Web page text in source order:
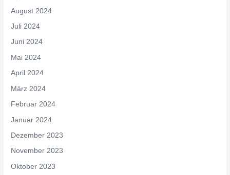
August 2024
Juli 2024
Juni 2024
Mai 2024
April 2024
März 2024
Februar 2024
Januar 2024
Dezember 2023
November 2023
Oktober 2023